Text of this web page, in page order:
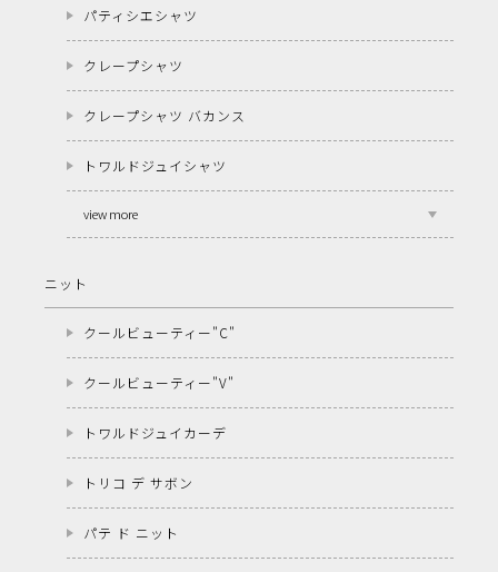
パティシエシャツ
クレープシャツ
クレープシャツ バカンス
トワルドジュイシャツ
view more
ニット
クールビューティー"C"
クールビューティー"V"
トワルドジュイカーデ
トリコ デ サボン
パテ ド ニット